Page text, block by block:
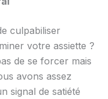
culpabiliser
votre assiette ?
de se forcer mais
avons assez
signal de satiété